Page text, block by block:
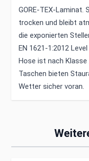
GORE-TEX-Laminat.
trocken und bleibt
die exponierten
EN 1621-1:2012
Hose ist nach
Taschen bieten
Wetter sicher voran.